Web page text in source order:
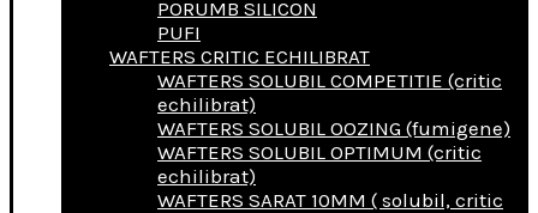
PORUMB SILICON
PUFI
WAFTERS CRITIC ECHILIBRAT
WAFTERS SOLUBIL COMPETITIE (critic
echilibrat)
WAFTERS SOLUBIL OOZING (fumigene)
WAFTERS SOLUBIL OPTIMUM (critic
echilibrat)
WAFTERS SARAT 10MM ( solubil, critic